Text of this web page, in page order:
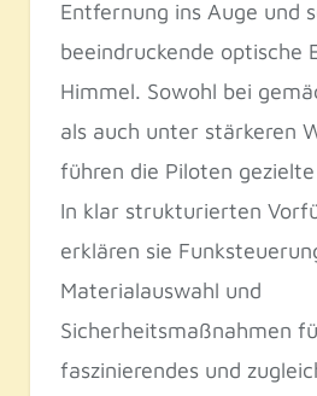
Entfernung ins Auge und
beeindruckende optische
Himmel. Sowohl bei
als auch unter stärkeren
führen die Piloten
In klar strukturierten
erklären sie
Materialauswahl und
Sicherheitsmaßnahmen
faszinierendes und